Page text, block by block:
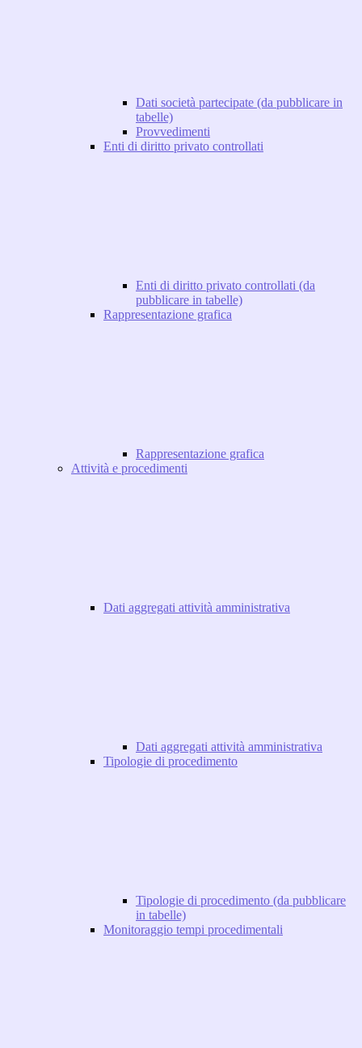
Dati società partecipate (da pubblicare in
tabelle)
Provvedimenti
Enti di diritto privato controllati
Enti di diritto privato controllati (da
pubblicare in tabelle)
Rappresentazione grafica
Rappresentazione grafica
Attività e procedimenti
Dati aggregati attività amministrativa
Dati aggregati attività amministrativa
Tipologie di procedimento
Tipologie di procedimento (da pubblicare
in tabelle)
Monitoraggio tempi procedimentali